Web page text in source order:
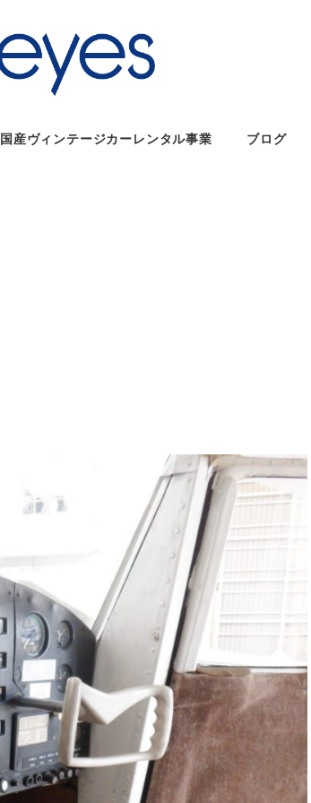
国産ヴィンテージカーレンタル事業 ブログ